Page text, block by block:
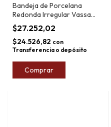
Bandeja de Porcelana
Redonda Irregular Vassa
Taormina 21,5cm
$27.252,02
$24.526,82 con
Transferencia o depósito
Comprar